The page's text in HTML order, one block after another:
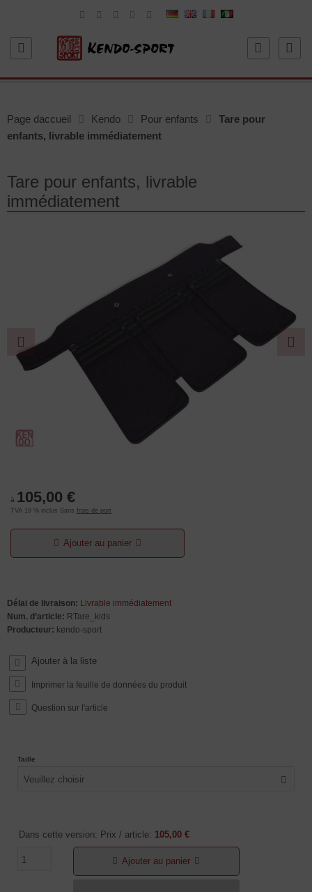
Page daccueil Kendo Pour enfants
Tare pour
enfants, livrable immédiatement
Tare pour enfants, livrable
immédiatement
à 105,00 €
TVA 19 % inclus Sans frais de port
Ajouter au panier
Délai de livraison: Livrable immédiatement
Num. d’article: RTare_kids
Producteur: kendo-sport
Imprimer la feuille de données du produit
Question sur l'article
Taille
Veuillez choisir
Dans cette version: Prix / article: 105,00 €
Ajouter au panier